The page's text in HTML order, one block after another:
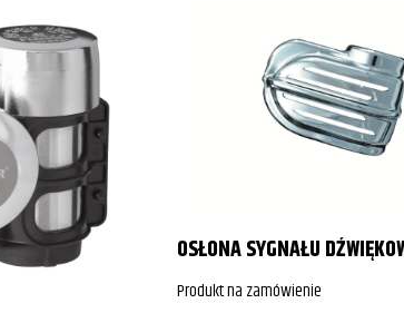
OSŁONA SYGNAŁU
Produkt na zamówienie